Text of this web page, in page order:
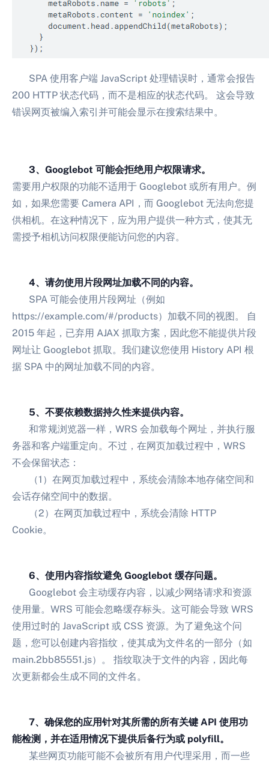
SPA 使用客户端 JavaScript 处理错误时，通常会报告
200 HTTP 状态代码，而不是相应的状态代码。 这会导致
错误网页被编入索引并可能会显示在搜索结果中。
3、Googlebot 可能会拒绝用户权限请求。
需要用户权限的功能不适用于 Googlebot 或所有用户。例
如，如果您需要 Camera API，而 Googlebot 无法向您提
供相机。在这种情况下，应为用户提供一种方式，使其无
需授予相机访问权限便能访问您的内容。
4、请勿使用片段网址加载不同的内容。
SPA 可能会使用片段网址（例如
https://example.com/#/products）加载不同的视图。 自
2015 年起，已弃用 AJAX 抓取方案，因此您不能提供片段
网址让 Googlebot 抓取。我们建议您使用 History API 根
据 SPA 中的网址加载不同的内容。
5、不要依赖数据持久性来提供内容。
和常规浏览器一样，WRS 会加载每个网址，并执行服
务器和客户端重定向。不过，在网页加载过程中，WRS
不会保留状态：
（1）在网页加载过程中，系统会清除本地存储空间和
会话存储空间中的数据。
（2）在网页加载过程中，系统会清除 HTTP
Cookie。
6、使用内容指纹避免 Googlebot 缓存问题。
Googlebot 会主动缓存内容，以减少网络请求和资源
使用量。WRS 可能会忽略缓存标头。这可能会导致 WRS
使用过时的 JavaScript 或 CSS 资源。为了避免这个问
题，您可以创建内容指纹，使其成为文件名的一部分（如
main.2bb85551.js）。 指纹取决于文件的内容，因此每
次更新都会生成不同的文件名。
7、确保您的应用针对其所需的所有关键 API 使用功
能检测，并在适用情况下提供后备行为或 polyfill。
某些网页功能可能不会被所有用户代理采用，而一些